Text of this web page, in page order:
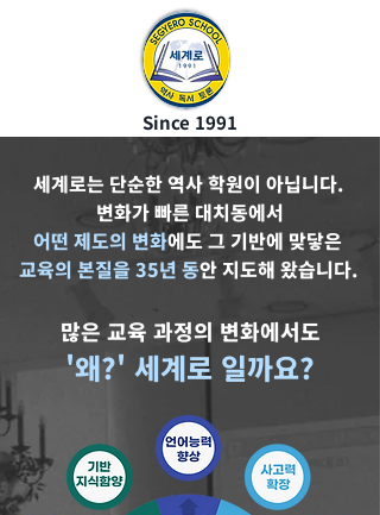
Since 1991
세계로는 단순한 역사 학원이 아닙니다.
변화가 빠른 대치동에서
어떤 제도의 변화에도 그 기반에 맞닿은
교육의 본질을 35년 동안 지도해 왔습니다.
​​많은 교육 과정의 변화에서도
'왜?' 세계로 일까요?